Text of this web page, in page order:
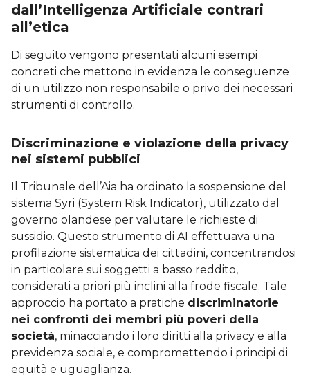
dall’Intelligenza Artificiale contrari
all’etica
Di seguito vengono presentati alcuni esempi
concreti che mettono in evidenza le conseguenze
di un utilizzo non responsabile o privo dei necessari
strumenti di controllo.
Discriminazione e violazione della privacy
nei sistemi pubblici
Il Tribunale dell’Aia ha ordinato la sospensione del
sistema Syri (System Risk Indicator), utilizzato dal
governo olandese per valutare le richieste di
sussidio. Questo strumento di AI effettuava una
profilazione sistematica dei cittadini, concentrandosi
in particolare sui soggetti a basso reddito,
considerati a priori più inclini alla frode fiscale. Tale
approccio ha portato a pratiche discriminatorie
nei confronti dei membri più poveri della
società, minacciando i loro diritti alla privacy e alla
previdenza sociale, e compromettendo i principi di
equità e uguaglianza.